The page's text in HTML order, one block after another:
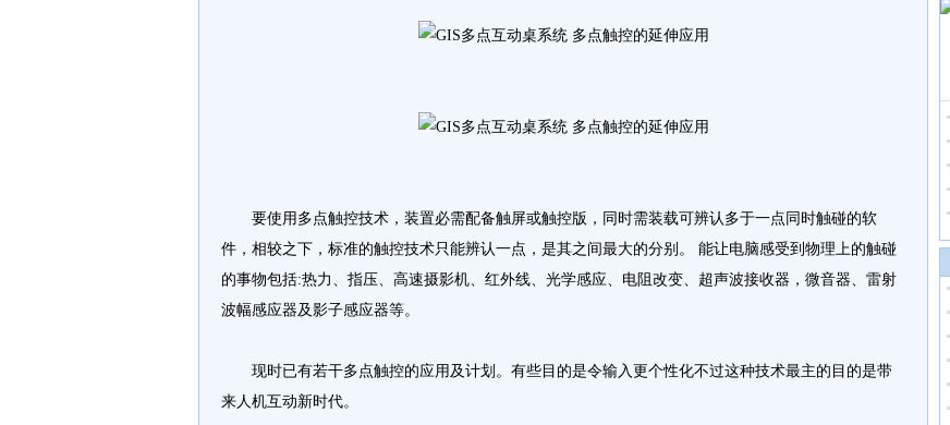
要使用多点触控技术，装置必需配备触屏或触控版，同时需装载可辨认多于一点同时触碰的软
件，相较之下，标准的触控技术只能辨认一点，是其之间最大的分别。 能让电脑感受到物理上的触碰
的事物包括:热力、指压、高速摄影机、红外线、光学感应、电阻改变、超声波接收器，微音器、雷射
波幅感应器及影子感应器等。
现时已有若干多点触控的应用及计划。有些目的是令输入更个性化不过这种技术最主的目的是带
来人机互动新时代。